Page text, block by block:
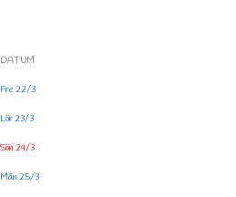
DATUM
Fre 22/3
Lör 23/3
Sön 24/3
Mån 25/3